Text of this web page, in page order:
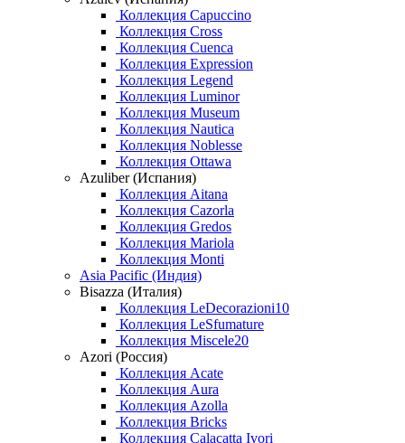
Коллекция Capuccino
Коллекция Cross
Коллекция Cuenca
Коллекция Expression
Коллекция Legend
Коллекция Luminor
Коллекция Museum
Коллекция Nautica
Коллекция Noblesse
Коллекция Ottawa
Azuliber (Испания)
Коллекция Aitana
Коллекция Cazorla
Коллекция Gredos
Коллекция Mariola
Коллекция Monti
Asia Pacific (Индия)
Bisazza (Италия)
Коллекция LeDecorazioni10
Коллекция LeSfumature
Коллекция Miscele20
Azori (Россия)
Коллекция Acate
Коллекция Aura
Коллекция Azolla
Коллекция Bricks
Коллекция Calacatta Ivori